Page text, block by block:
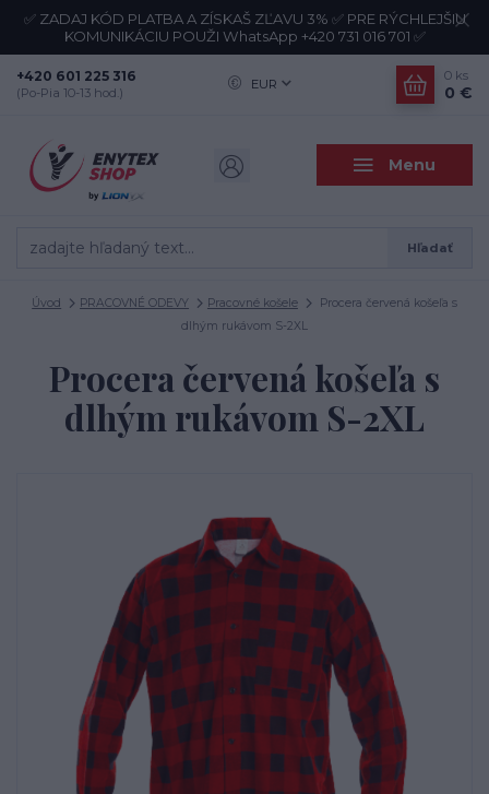
✅ ZADAJ KÓD PLATBA A ZÍSKAŠ ZĽAVU 3% ✅ PRE RÝCHLEJŠIU
KOMUNIKÁCIU POUŽI WhatsApp +420 731 016 701 ✅
Menu
EUR
Hľadať
+420 601 225 316
(Po-Pia 10-13 hod.)
0 ks
0 €
Úvod PRACOVNÉ ODEVY Pracovné košele
Procera červená košeľa s
dlhým rukávom S-2XL
Procera červená košeľa s
dlhým rukávom S-2XL